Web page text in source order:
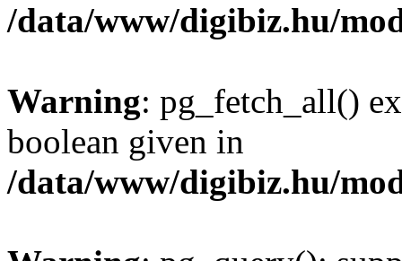
/data/www/digibiz.hu/
Warning: pg_fetch_all()
boolean given in
/data/www/digibiz.hu/